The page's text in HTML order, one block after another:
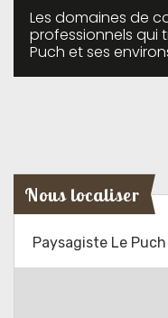
Les domaines de
professionnels qui
Puch et ses
Nous localiser
Paysagiste Le Puch